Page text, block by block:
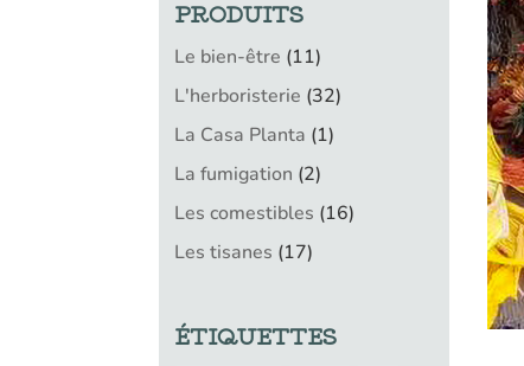
PRODUITS
Le bien-être 1111
produits
L'herboristerie 3232
La Casa Planta 11
La fumigation 22
produits
Les comestibles 1616
Les tisanes 1717
ÉTIQUETTES